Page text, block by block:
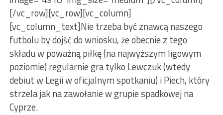
[/vc_row][vc_row][vc_column]
[vc_column_text]Nie trzeba być znawcą naszego
futbolu by dojść do wniosku, że obecnie z tego
składu w poważną piłkę (na najwyższym ligowym
poziomie) regularnie gra tylko Lewczuk (wtedy
debiut w Legii w oficjalnym spotkaniu) i Piech, który
strzela jak na zawołanie w grupie spadkowej na
Cyprze.